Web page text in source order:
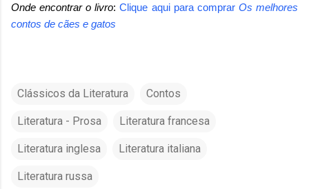
Onde encontrar o livro:Clique aqui para comprar Os melhores
contos de cães e gatos
Clássicos da Literatura Contos
Literatura - Prosa Literatura francesa
Literatura inglesa Literatura italiana
Literatura russa